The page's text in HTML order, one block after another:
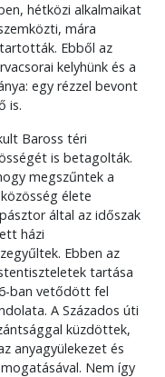
hétközi alkalmaikat
mára
Ebből az
kelyhünk és a
egy rézzel bevont
is.
Baross téri
is betagolták.
megszűntek a
élete
által az időszak
házi
Ebben az
tartása
ban vetődött fel
A Százados úti
küzdöttek,
anyagyülekezet és
Nem így